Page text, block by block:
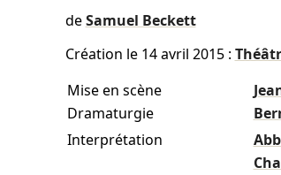
deSamuel Beckett
Création le 14 avril 2015:
Mise en scène
Dramaturgie
Interprétation